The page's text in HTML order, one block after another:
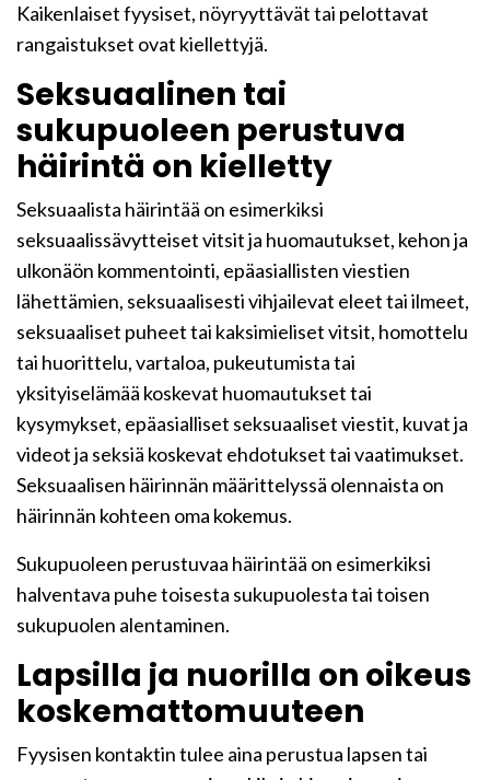
Kaikenlaiset fyysiset, nöyryyttävät tai pelottavat
rangaistukset ovat kiellettyjä.
Seksuaalinen tai
sukupuoleen perustuva
häirintä on kielletty
Seksuaalista häirintää on esimerkiksi
seksuaalissävytteiset vitsit ja huomautukset, kehon ja
ulkonäön kommentointi, epäasiallisten viestien
lähettämien, seksuaalisesti vihjailevat eleet tai ilmeet,
seksuaaliset puheet tai kaksimieliset vitsit, homottelu
tai huorittelu, vartaloa, pukeutumista tai
yksityiselämää koskevat huomautukset tai
kysymykset, epäasialliset seksuaaliset viestit, kuvat ja
videot ja seksiä koskevat ehdotukset tai vaatimukset.
Seksuaalisen häirinnän määrittelyssä olennaista on
häirinnän kohteen oma kokemus.
Sukupuoleen perustuvaa häirintää on esimerkiksi
halventava puhe toisesta sukupuolesta tai toisen
sukupuolen alentaminen.
Lapsilla ja nuorilla on oikeus
koskemattomuuteen
Fyysisen kontaktin tulee aina perustua lapsen tai